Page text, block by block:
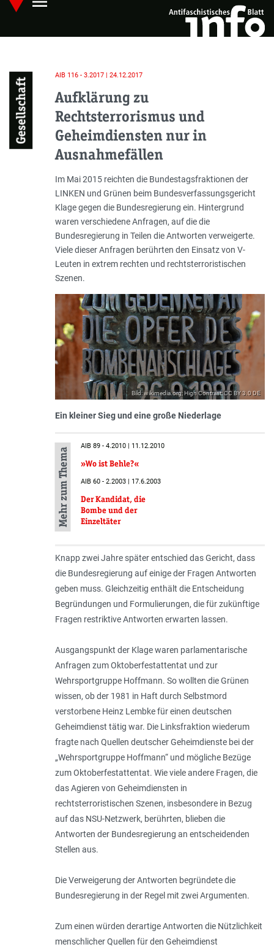
Skip
main
Hauptmenü öffnen
Gesellschaft
AIB 116 - 3.2017 | 24.12.2017
Aufklärung zu
Rechtsterrorismus und
Geheimdiensten nur in
Ausnahmefällen
Einleitung
Im Mai 2015 reichten die Bundestagsfraktionen der
LINKEN und Grünen beim Bundesverfassungsgericht
Klage gegen die Bundesregierung ein. Hintergrund
waren verschiedene Anfragen, auf die die
Bundesregierung in Teilen die Antworten verweigerte.
Viele dieser Anfragen berührten den Einsatz von V-
Leuten in extrem rechten und rechtsterroristischen
Szenen.
Bild: wikimedia.org; High Contrast; CC BY 3.0 DE
Ein kleiner Sieg und eine große Niederlage
Mehr zum Thema
AIB 89 - 4.2010 | 11.12.2010
»Wo ist Behle?«
AIB 60 - 2.2003 | 17.6.2003
Der Kandidat, die
Bombe und der
Einzeltäter
Knapp zwei Jahre später entschied das Gericht, dass
die Bundesregierung auf einige der Fragen Antworten
geben muss. Gleichzeitig enthält die Entscheidung
Begründungen und Formulierungen, die für zukünftige
Fragen restriktive Antworten erwarten lassen.
Ausgangspunkt der Klage waren parlamentarische
Anfragen zum Oktoberfest­attentat und zur
Wehrsportgruppe Hoffmann. So wollten die Grünen
wissen, ob der 1981 in Haft durch Selbstmord
verstorbene Heinz Lembke für einen deutschen
Geheimdienst tätig war. Die Linksfraktion wiederum
fragte nach Quellen deutscher Geheimdienste bei der
„Wehrsportgruppe Hoffmann“ und mögliche Bezüge
zum Oktoberfestattentat. Wie viele andere Fragen, die
das Agieren von Geheim­diensten in
rechtsterroristischen Szenen, insbesondere in Bezug
auf das NSU-­Netzwerk, berührten, blieben die
Antworten der Bundesregierung an entscheidenden
Stellen aus.
Die Verweigerung der Antworten begründete die
Bundesregierung in der Regel mit zwei Argumenten.
Zum einen würden derartige Antworten die Nützlichkeit
menschlicher Quellen für den Geheimdienst